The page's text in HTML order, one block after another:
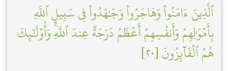
ٱلَّذِينَ ءَامَنُواْ وَهَاجَرُواْ وَجَٰهَدُواْ فِي سَبِيلِ ٱللَّهِ
بِأَمۡوَٰلِهِمۡ وَأَنفُسِهِمۡ أَعۡظَمُ دَرَجَةً عِندَ ٱللَّهِۚ وَأُوْلَٰٓئِكَ
هُمُ ٱلۡفَآئِزُونَ [٢٠]